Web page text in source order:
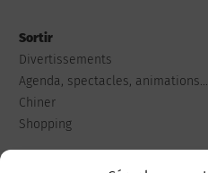
Sortir
Divertissements
Agenda, spectacles, animations...
Chiner
Shopping